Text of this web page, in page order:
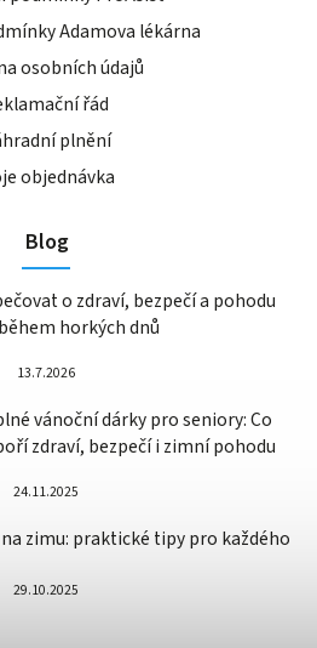
Adamova lékárna
osobních údajů
řád
plnění
objednávka
Blog
o zdraví, bezpečí a pohodu
horkých dnů
13.7.2026
vánoční dárky pro seniory: Co
zdraví, bezpečí i zimní pohodu
24.11.2025
zimu: praktické tipy pro každého
29.10.2025